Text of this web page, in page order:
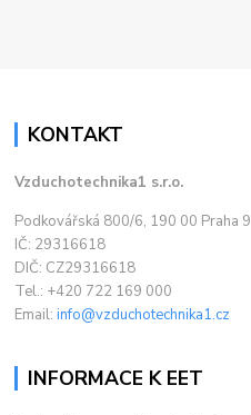
KONTAKT
Vzduchotechnika1 s.r.o.
Podkovářská 800/6, 190 00 Praha 9
IČ: 29316618
DIČ: CZ29316618
Tel.: +420 722 169 000
Email:info@vzduchotechnika1.cz
INFORMACE K EET